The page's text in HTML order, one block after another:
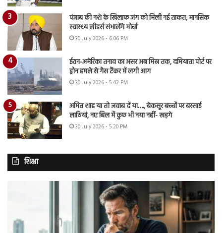
पंजाब की नशे के खिलाफ जंग को मिली नई ताकत, मानसिक
स्वास्थ्य लीडर्स संभालेंगे मोर्चा
30 July 2026 - 6:06 PM
ईरान-अमेरिका तनाव का असर अब मिस्र तक, दमियाता पोर्ट पर
ड्रोन हमले से गैस टैंकर में लगी आग
30 July 2026 - 5:42 PM
अमित शाह या तो जवाब दें या…., बेकसूर बच्चों पर बरसाई
लाठियां, नए बिल में कुछ भी नया नहीं- खड़गे
30 July 2026 - 5:20 PM
शिक्षा